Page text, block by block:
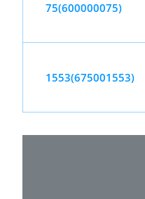
75(600000075)
1553(675001553)